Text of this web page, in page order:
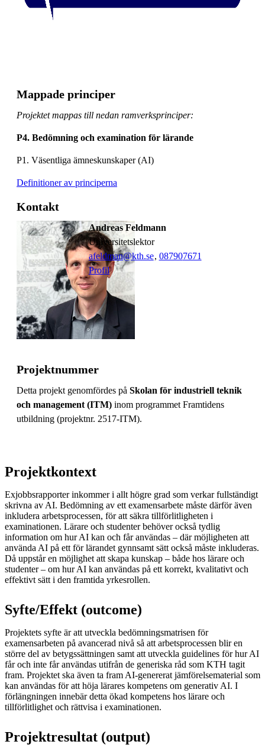
Mappade principer
Projektet mappas till nedan ramverksprinciper:
P4. Bedömning och examination för lärande
P1. Väsentliga ämneskunskaper (AI)
Definitioner av principerna
Kontakt
Andreas Feldmann
universitetslektor
afeldman@kth.se, 087907671
Profil
Projektnummer
Detta projekt genomfördes på Skolan för industriell teknik
och management (ITM) inom programmet Framtidens
utbildning (projektnr. 2517-ITM).
Projektkontext
Exjobbsrapporter inkommer i allt högre grad som verkar fullständigt
skrivna av AI. Bedömning av ett examensarbete måste därför även
inkludera arbetsprocessen, för att säkra tillförlitligheten i
examinationen. Lärare och studenter behöver också tydlig
information om hur AI kan och får användas – där möjligheten att
använda AI på ett för lärandet gynnsamt sätt också måste inkluderas.
Då uppstår en möjlighet att skapa kunskap – både hos lärare och
studenter – om hur AI kan användas på ett korrekt, kvalitativt och
effektivt sätt i den framtida yrkesrollen.
Syfte/Effekt (outcome)
Projektets syfte är att utveckla bedömningsmatrisen för
examensarbeten på avancerad nivå så att arbetsprocessen blir en
större del av betygssättningen samt att utveckla guidelines för hur AI
får och inte får användas utifrån de generiska råd som KTH tagit
fram. Projektet ska även ta fram AI-genererat jämförelsematerial som
kan användas för att höja lärares kompetens om generativ AI. I
förlängningen innebär detta ökad kompetens hos lärare och
tillförlitlighet och rättvisa i examinationen.
Projektresultat (output)